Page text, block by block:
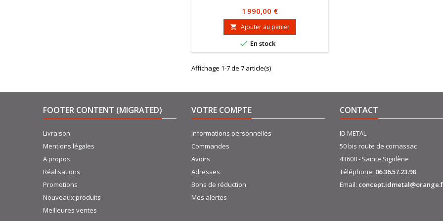
Prix
1 990,00 €
 Ajouter au panier
 En stock
Affichage 1-7 de 7 article(s)
FOOTER CONTENT (MIGRATED)
Livraison
Mentions légales
A propos
Réalisations
Promotions
Nouveaux produits
Meilleures ventes
VOTRE COMPTE
Informations personnelles
Commandes
Avoirs
Adresses
Bons de réduction
Mes alertes
CONTACT
ID METAL
50 bis route de cornassac
43600 - Sainte Sigolène
Téléphone: 06.36.57.23.98
Email: